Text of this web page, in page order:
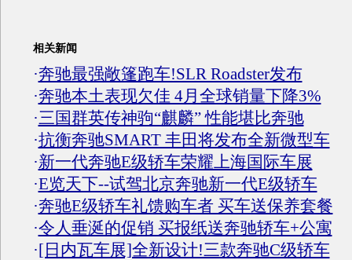
相关新闻
·奔驰最强敞篷跑车!SLR Roadster发布
·奔驰本土表现欠佳 4月全球销量下降3%
·三国群英传神驹“麒麟” 性能堪比奔驰
·抗衡奔驰SMART 丰田将发布全新微型车
·新一代奔驰E级轿车荣耀上海国际车展
·E览天下--试驾北京奔驰新一代E级轿车
·奔驰E级轿车礼馈购车者 买车送保养套餐
·令人垂涎的促销 买报纸送奔驰轿车+公寓
·[日内瓦车展]全新设计!三款奔驰C级轿车